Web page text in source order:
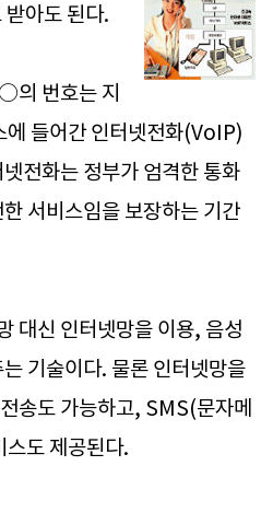
아도 된다.
호는 지
에 들어간 인터넷전화(VoIP)
전화는 정부가 엄격한 통화
서비스임을 보장하는 기간
대신 인터넷망을 이용, 음성
기술이다. 물론 인터넷망을
송도 가능하고, SMS(문자메
스도 제공된다.